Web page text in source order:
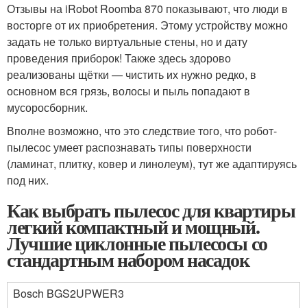
Отзывы на iRobot Roomba 870 показывают, что люди в
восторге от их приобретения. Этому устройству можно
задать не только виртуальные стены, но и дату
проведения приборок! Также здесь здорово
реализованы щётки — чистить их нужно редко, в
основном вся грязь, волосы и пыль попадают в
мусоросборник.
Вполне возможно, что это следствие того, что робот-
пылесос умеет распознавать типы поверхности
(ламинат, плитку, ковер и линолеум), тут же адаптируясь
под них.
Как выбрать пылесос для квартиры
легкий компактный и мощный.
Лучшие циклонные пылесосы со
стандартным набором насадок
Bosch BGS2UPWER3